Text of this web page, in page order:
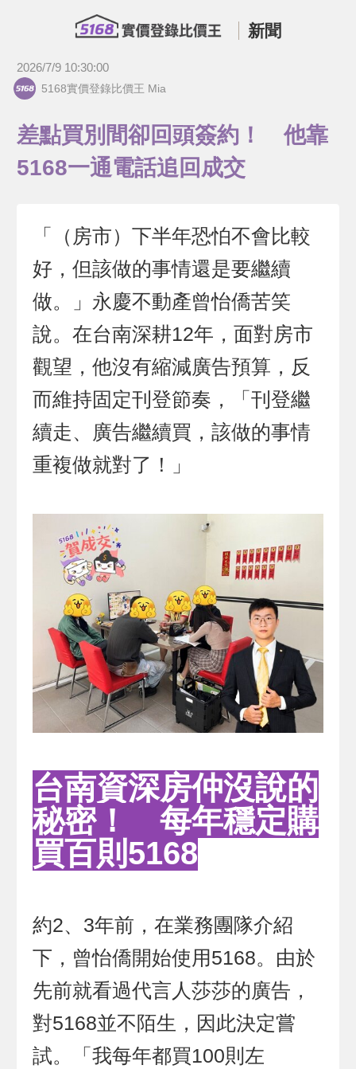
新聞
2026/7/9 10:30:00
5168實價登錄比價王 Mia
差點買別間卻回頭簽約！ 他靠
5168一通電話追回成交
「（房市）下半年恐怕不會比較
好，但該做的事情還是要繼續
做。」永慶不動產曾怡僑苦笑
說。在台南深耕12年，面對房市
觀望，他沒有縮減廣告預算，反
而維持固定刊登節奏，「刊登繼
續走、廣告繼續買，該做的事情
重複做就對了！」
台南資深房仲沒說的
秘密！ 每年穩定購
買百則5168
約2、3年前，在業務團隊介紹
下，曾怡僑開始使用5168。由於
先前就看過代言人莎莎的廣告，
對5168並不陌生，因此決定嘗
試。「我每年都買100則左